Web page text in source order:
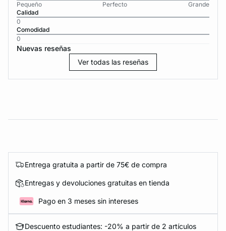
Pequeño
Perfecto
Grande
Calidad
0
Comodidad
0
Nuevas reseñas
Ver todas las reseñas
Entrega gratuita a partir de 75€ de compra
Entregas y devoluciones gratuitas en tienda
Pago en 3 meses sin intereses
Descuento estudiantes: -20% a partir de 2 artículos